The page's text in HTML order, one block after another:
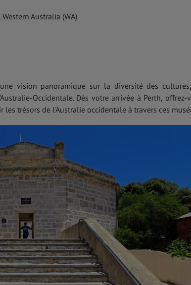
Australia (WA)
vision panoramique sur la diversité des
Occidentale. Dès votre arrivée à Perth, offrez-
les trésors de l'Australie occidentale à travers ces